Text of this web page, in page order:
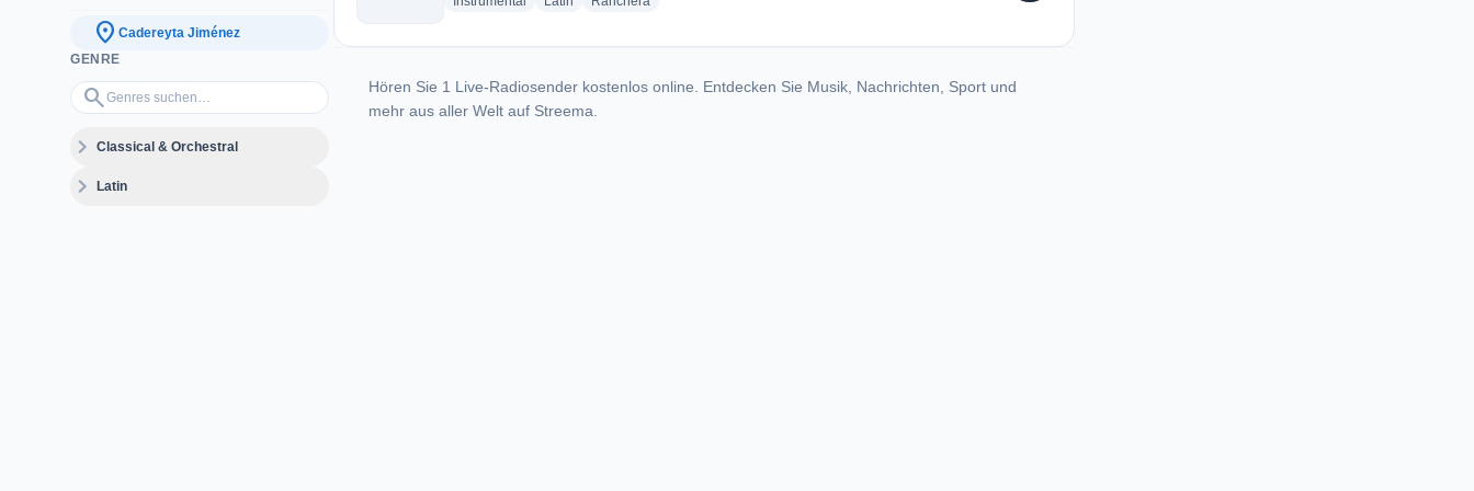
location_on Cadereyta Jiménez
GENRE
search
Genres suchen…
expand_moreClassical & Orchestral
expand_moreLatin
Hören Sie 1 Live-Radiosender kostenlos online. Entdecken Sie Musik, Nachrichten, Sport und
mehr aus aller Welt auf Streema.